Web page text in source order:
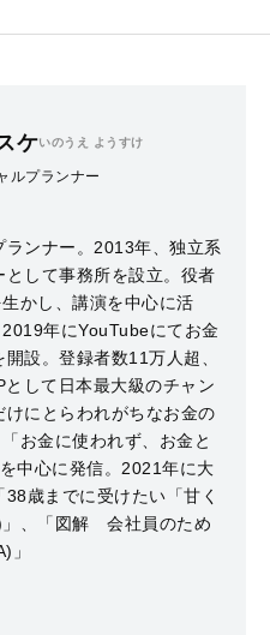
ケいのうえ ようすけ
ルプランナー
ンナー。2013年、独立系
して事務所を設立。役者
かし、講演を中心に活
年にYouTubeにてお金
設。登録者数11万人超、
して日本最大級のチャン
にとらわれがちなお金の
お金に使われず、お金と
中心に発信。2021年に大
歳までに受けたい「甘く
」、「図解 会社員のため
」